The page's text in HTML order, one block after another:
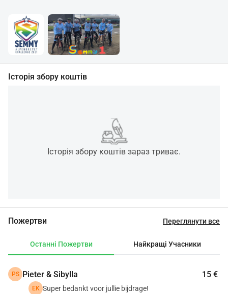
Історія збору коштів
Історія збору коштів зараз триває.
Пожертви Переглянути все
Останні Пожертви Найкращі Учасники
PS Pieter & Sibylla 15 €
EK Super bedankt voor jullie bijdrage!